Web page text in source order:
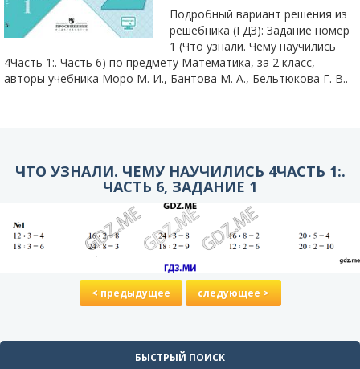
Подробный вариант решения из
решебника (ГДЗ): Задание номер
1 (Что узнали. Чему научились
4Часть 1:. Часть 6) по предмету Математика, за 2 класс,
авторы учебника Моро М. И., Бантова М. А., Бельтюкова Г. В..
ЧТО УЗНАЛИ. ЧЕМУ НАУЧИЛИСЬ 4ЧАСТЬ 1:.
ЧАСТЬ 6, ЗАДАНИЕ 1
< предыдущее следующее >
БЫСТРЫЙ ПОИСК